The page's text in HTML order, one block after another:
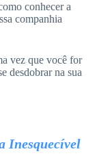
conhecer a
companhia
vez que você for
desdobrar na sua
Inesquecível